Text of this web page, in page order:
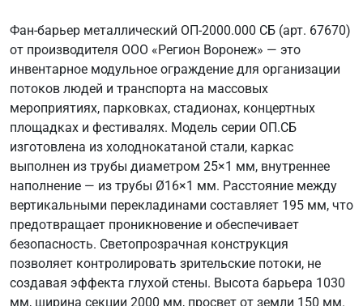
Фан-барьер металлический ОП-2000.000 СБ (арт. 67670)
от производителя ООО «Регион Воронеж» — это
инвентарное модульное ограждение для организации
потоков людей и транспорта на массовых
мероприятиях, парковках, стадионах, концертных
площадках и фестивалях. Модель серии ОП.СБ
изготовлена из холоднокатаной стали, каркас
выполнен из трубы диаметром 25×1 мм, внутреннее
наполнение — из трубы Ø16×1 мм. Расстояние между
вертикальными перекладинами составляет 195 мм, что
предотвращает проникновение и обеспечивает
безопасность. Светопрозрачная конструкция
позволяет контролировать зрительские потоки, не
создавая эффекта глухой стены. Высота барьера 1030
мм, ширина секции 2000 мм, просвет от земли 150 мм.